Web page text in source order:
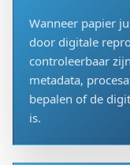
Wanneer papier
door digitale
controleerbaar
metadata,
bepalen of de
is.